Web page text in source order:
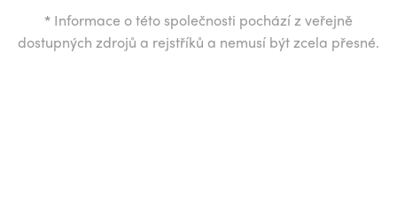
* Informace o této společnosti pochází z veřejně
dostupných zdrojů a rejstříků a nemusí být zcela přesné.